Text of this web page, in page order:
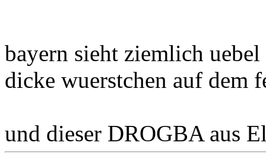
bayern sieht ziemlich
dicke wuerstchen auf dem
und dieser DROGBA aus